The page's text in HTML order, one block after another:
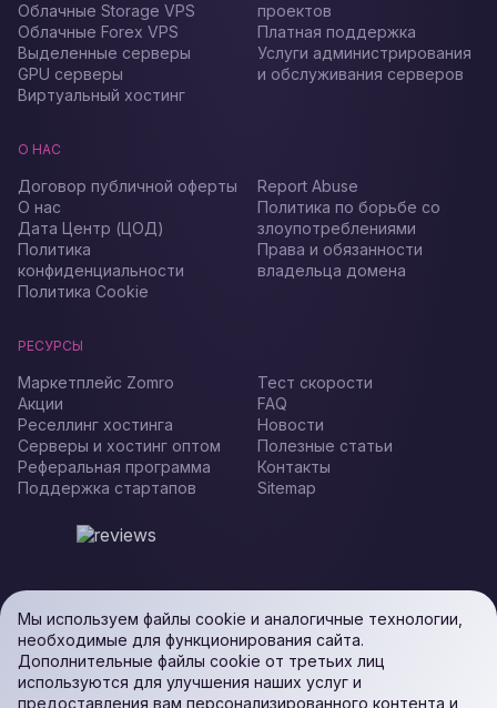
Облачные Storage VPS
Облачные Forex VPS
Выделенные серверы
GPU серверы
Виртуальный хостинг
проектов
Платная поддержка
Услуги администрирования
и обслуживания серверов
О НАС
Договор публичной оферты
О нас
Дата Центр (ЦОД)
Политика
конфиденциальности
Политика Cookie
Report Abuse
Политика по борьбе со
злоупотреблениями
Права и обязанности
владельца домена
РЕСУРСЫ
Маркетплейс Zomro
Акции
Реселлинг хостинга
Серверы и хостинг оптом
Реферальная программа
Поддержка стартапов
Тест скорости
FAQ
Новости
Полезные статьи
Контакты
Sitemap
Мы используем файлы cookie и аналогичные технологии,
необходимые для функционирования сайта.
Дополнительные файлы cookie от третьих лиц
используются для улучшения наших услуг и
предоставления вам персонализированного контента и